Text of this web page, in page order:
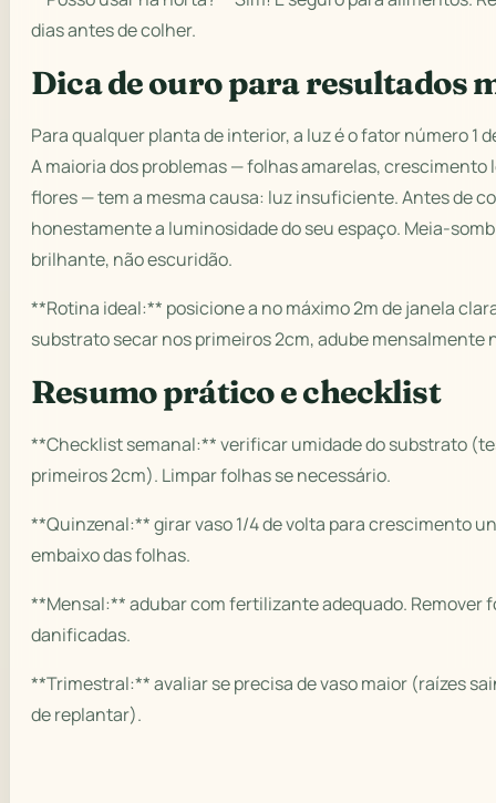
dias antes de colher.
Dica de ouro para resultados
Para qualquer planta de interior, a luz é o fator número 1
A maioria dos problemas — folhas amarelas, crescimento
flores — tem a mesma causa: luz insuficiente. Antes de
honestamente a luminosidade do seu espaço. Meia-
brilhante, não escuridão.
**Rotina ideal:** posicione a no máximo 2m de janela
substrato secar nos primeiros 2cm, adube mensalmente
Resumo prático e checklist
**Checklist semanal:** verificar umidade do substrato
primeiros 2cm). Limpar folhas se necessário.
**Quinzenal:** girar vaso 1/4 de volta para crescimento
embaixo das folhas.
**Mensal:** adubar com fertilizante adequado. Remover
danificadas.
**Trimestral:** avaliar se precisa de vaso maior (raízes
de replantar).